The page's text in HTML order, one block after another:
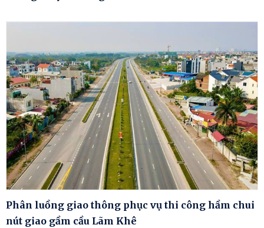
Phân luồng giao thông phục vụ thi công hầm chui
nút giao gầm cầu Lãm Khê